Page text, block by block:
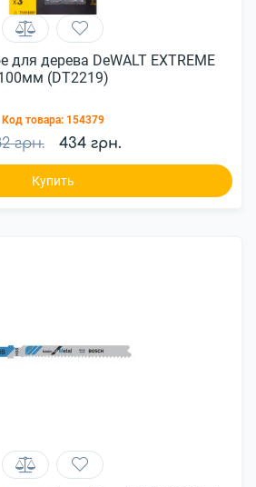
для дерева DeWALT EXTREME
(DT2219)
Код товара: 154379
грн. 434 грн.
Купить